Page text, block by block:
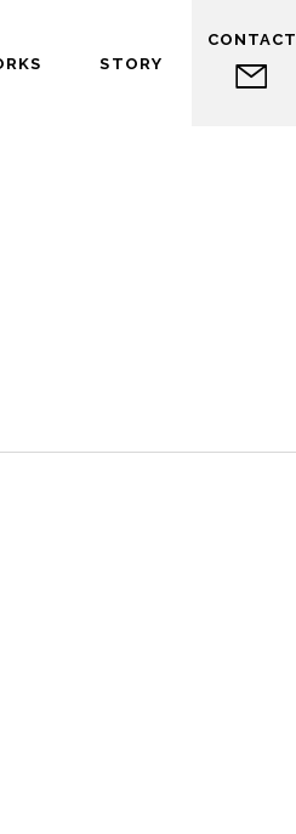
STORY
CONTACT